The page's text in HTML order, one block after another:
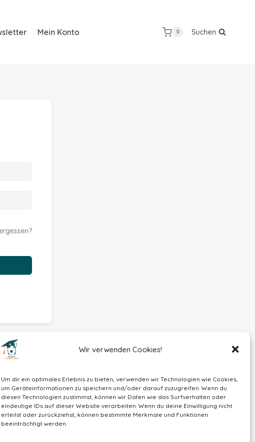
Wir verwenden Cookies!
Um dir ein optimales Erlebnis zu bieten, verwenden wir Technologien wie Cookies,
um Geräteinformationen zu speichern und/oder darauf zuzugreifen. Wenn du
diesen Technologien zustimmst, können wir Daten wie das Surfverhalten oder
eindeutige IDs auf dieser Website verarbeiten. Wenn du deine Einwilligung nicht
erteilst oder zurückziehst, können bestimmte Merkmale und Funktionen
beeinträchtigt werden.
Mein Konto 0 Suchen